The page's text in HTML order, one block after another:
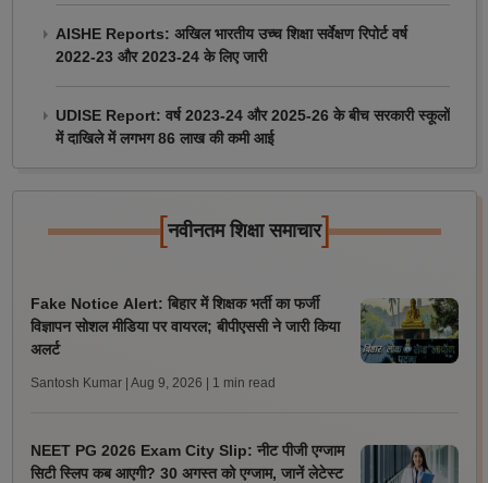
AISHE Reports: अखिल भारतीय उच्च शिक्षा सर्वेक्षण रिपोर्ट वर्ष
2022-23 और 2023-24 के लिए जारी
UDISE Report: वर्ष 2023-24 और 2025-26 के बीच सरकारी स्कूलों
में दाखिले में लगभग 86 लाख की कमी आई
[नवीनतम शिक्षा समाचार]
Fake Notice Alert: बिहार में शिक्षक भर्ती का फर्जी
विज्ञापन सोशल मीडिया पर वायरल; बीपीएससी ने जारी किया
अलर्ट
Santosh Kumar | Aug 9, 2026 | 1 min read
NEET PG 2026 Exam City Slip: नीट पीजी एग्जाम
सिटी स्लिप कब आएगी? 30 अगस्त को एग्जाम, जानें लेटेस्ट